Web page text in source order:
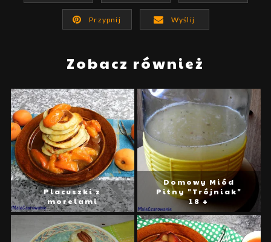
Przypnij Wyślij
Zobacz również
Placuszki z
morelami
Domowy Miód
Pitny "Trójniak"
18 +